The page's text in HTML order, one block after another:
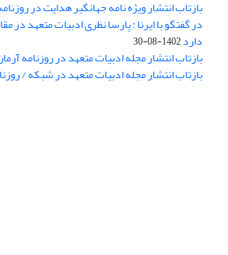
بازتاب انتشار ویژه نامه جهانگیر هدایت در
در گفتگو با ایرنا : پارسا نظری ادبیات متعهد در
دارد1402-08-30
بازتاب انتشار مجله ادبیات متعهد در روزنامه
بازتاب انتشار مجله ادبیات متعهد در شبکه /